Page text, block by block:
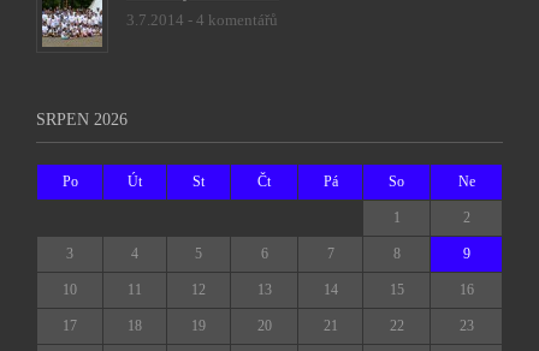
3.7.2014 - 4 komentářů
SRPEN 2026
Po Út St Čt Pá So Ne
1 2
3 4 5 6 7 8 9
10 11 12 13 14 15 16
17 18 19 20 21 22 23